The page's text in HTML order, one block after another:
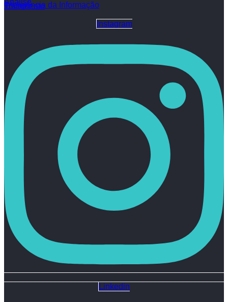
Análise
Tratamento
Inteligência da Informação
Instagram
Linkedin